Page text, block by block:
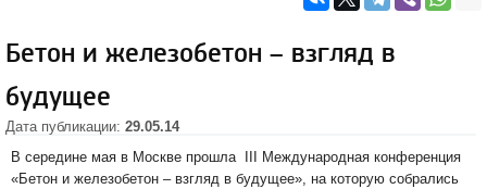
Бетон и железобетон – взгляд в
будущее
Дата публикации: 29.05.14
В середине мая в Москве прошла III Международная конференция
«Бетон и железобетон – взгляд в будущее», на которую собрались